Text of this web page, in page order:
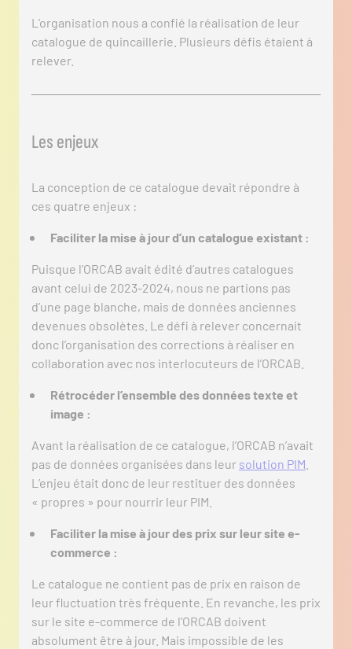
L’organisation nous a confié la réalisation de leur
catalogue de quincaillerie. Plusieurs défis étaient à
relever.
Les enjeux
La conception de ce catalogue devait répondre à
ces quatre enjeux :
Faciliter la mise à jour d’un catalogue existant :
Puisque l’ORCAB avait édité d’autres catalogues
avant celui de 2023-2024, nous ne partions pas
d’une page blanche, mais de données anciennes
devenues obsolètes. Le défi à relever concernait
donc l’organisation des corrections à réaliser en
collaboration avec nos interlocuteurs de l’ORCAB.
Rétrocéder l’ensemble des données texte et
image :
Avant la réalisation de ce catalogue, l’ORCAB n’avait
pas de données organisées dans leur solution PIM
L’enjeu était donc de leur restituer des données
« propres » pour nourrir leur PIM.
Faciliter la mise à jour des prix sur leur site e-
commerce :
Le catalogue ne contient pas de prix en raison de
leur fluctuation très fréquente. En revanche, les prix
sur le site e-commerce de l’ORCAB doivent
absolument être à jour. Mais impossible de les